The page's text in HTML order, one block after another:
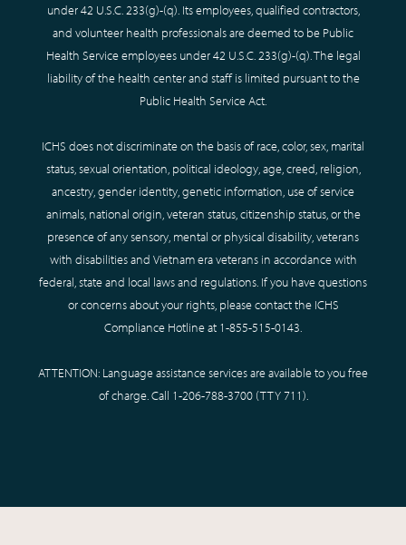
under 42 U.S.C. 233(g)-(q). Its employees, qualified contractors,
and volunteer health professionals are deemed to be Public
Health Service employees under 42 U.S.C. 233(g)-(q). The legal
liability of the health center and staff is limited pursuant to the
Public Health Service Act.
ICHS does not discriminate on the basis of race, color, sex, marital
status, sexual orientation, political ideology, age, creed, religion,
ancestry, gender identity, genetic information, use of service
animals, national origin, veteran status, citizenship status, or the
presence of any sensory, mental or physical disability, veterans
with disabilities and Vietnam era veterans in accordance with
federal, state and local laws and regulations. If you have questions
or concerns about your rights, please contact the ICHS
Compliance Hotline at 1-855-515-0143.
ATTENTION: Language assistance services are available to you free
of charge. Call 1-206-788-3700(TTY711).